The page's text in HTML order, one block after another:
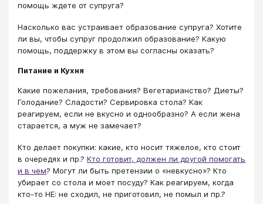
помощь ждете от супруга?
Насколько вас устраивает образование супруга? Хотите
ли вы, чтобы супруг продолжил образование? Какую
помощь, поддержку в этом вы согласны оказать?
Питание и Кухня
Какие пожелания, требования? Вегетарианство? Диеты?
Голодание? Сладости? Сервировка стола? Как
реагируем, если не вкусно и однообразно? А если жена
старается, а муж не замечает?
Кто делает покупки: какие, кто носит тяжелое, кто стоит
в очередях и пр.? Кто готовит, должен ли другой помогать
и в чем? Могут ли быть претензии о «невкусно»? Кто
убирает со стола и моет посуду? Как реагируем, когда
кто-то НЕ: не сходил, не приготовил, не помыл и пр.?